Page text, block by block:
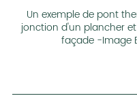
Un exemple de pont
jonction d'un plancher
façade -Image